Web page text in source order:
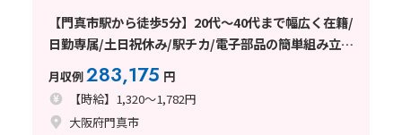
【門真市駅から徒歩5分】20代～40代まで幅広く在籍/
日勤専属/土日祝休み/駅チカ/電子部品の簡単組み立
て/期間限定の特典あり
月収例283,175 円
【時給】1,320～1,782円
大阪府門真市